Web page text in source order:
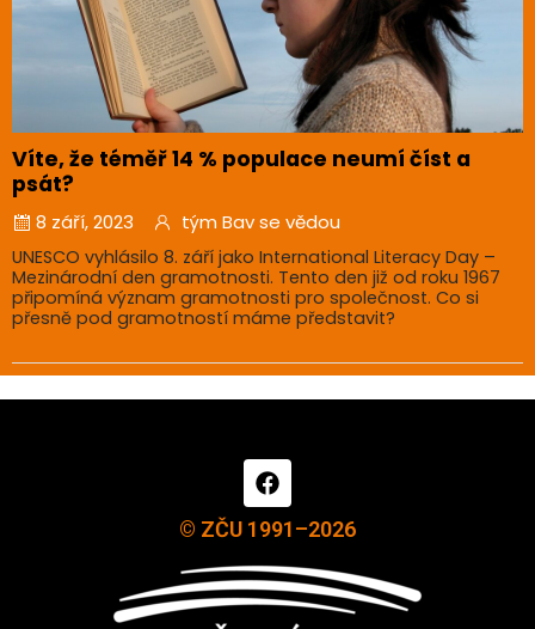
Víte, že téměř 14 % populace neumí číst a
psát?
8 září, 2023 tým Bav se vědou
UNESCO vyhlásilo 8. září jako International Literacy Day –
Mezinárodní den gramotnosti. Tento den již od roku 1967
připomíná význam gramotnosti pro společnost. Co si
přesně pod gramotností máme představit?
© ZČU 1991–2026